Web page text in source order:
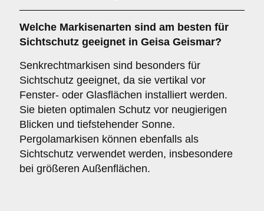
Welche Markisenarten sind am besten für
Sichtschutz geeignet in Geisa Geismar?
Senkrechtmarkisen sind besonders für
Sichtschutz geeignet, da sie vertikal vor
Fenster- oder Glasflächen installiert werden.
Sie bieten optimalen Schutz vor neugierigen
Blicken und tiefstehender Sonne.
Pergolamarkisen können ebenfalls als
Sichtschutz verwendet werden, insbesondere
bei größeren Außenflächen.